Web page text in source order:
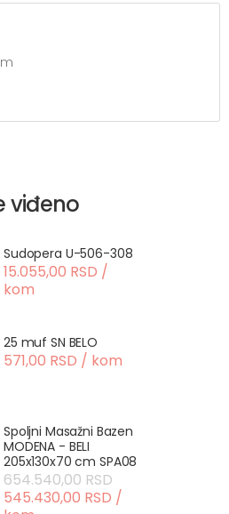
viđeno
Sudopera U-506-308
15.055,00 RSD /
kom
25 muf SN BELO
571,00 RSD / kom
Spoljni Masažni Bazen
MODENA - BELI
205x130x70 cm SPA08
654.540,00 RSD
545.430,00 RSD /